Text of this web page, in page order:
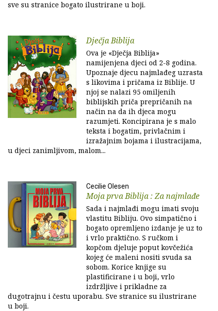
sve su stranice bogato ilustrirane u boji.
Dječja Biblija
Ova je «Dječja Biblija»
namijenjena djeci od 2-8 godina.
Upoznaje djecu najmlađeg uzrasta
s likovima i pričama iz Biblije. U
njoj se nalazi 95 omiljenih
biblijskih priča prepričanih na
način na da ih djeca mogu
razumjeti. Koncipirana je s malo
teksta i bogatim, privlačnim i
izražajnim bojama i ilustracijama,
u djeci zanimljivom, malom...
Cecilie Olesen
Moja prva Biblija : Za najmlađe
Sada i najmlađi mogu imati svoju
vlastitu Bibliju. Ovo simpatično i
bogato opremljeno izdanje je uz to
i vrlo praktično. S ručkom i
kopčom djeluje poput kovčežića
kojeg će maleni nositi svuda sa
sobom. Korice knjige su
plastificirane i u boji, vrlo
izdržljive i prikladne za
dugotrajnu i čestu uporabu. Sve stranice su ilustrirane
u boji.